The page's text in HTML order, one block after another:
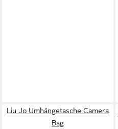
Liu Jo Umhängetasche Camera
Bag